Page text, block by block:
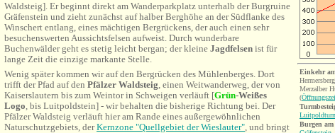
Waldsteig]. Er beginnt direkt am Wanderparkplatz unterhalb der Burgruine
Gräfenstein und zieht zunächst auf halber Berghöhe an der Südflanke des
Winschert entlang, eines mächtigen Bergrückens, der auch einen sehr
besuchenswerten Aussichtsfelsen aufweist. Durch wunderbare
Buchenwälder geht es stetig leicht bergan; der kleine Jagdfelsen ist für
lange Zeit die einzige markante Stelle.
Wenig später kommen wir auf den Bergrücken des Mühlenberges. Dort
trifft der Pfad auf den Pfälzer Waldsteig, einen Weitwanderweg, der von
Kaiserslautern bis zum Weintor in Schweigen verläuft [Grün-Weißes
Logo, bis Luitpoldstein] - wir behalten die bisherige Richtung bei. Der
Pfälzer Waldsteig verläuft hier am Rande eines außergewöhnlichen
Naturschutzgebiets, derKernzone "Quellgebiet der Wieslauter", und bringt
Einkehr
Merzalber
(
Burgen am